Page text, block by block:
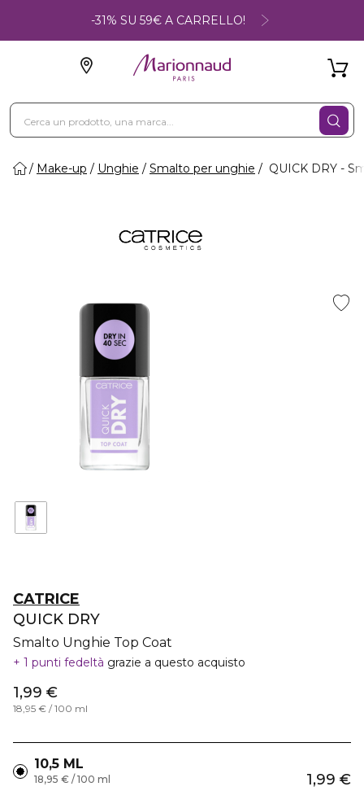
-31% SU 59€ A CARRELLO!
Make-up Unghie Smalto per unghie QUICK DRY -
CATRICE
QUICK DRY
Smalto Unghie Top Coat
1 punti fedeltà grazie a questo acquisto
1,99 €
18,95 € / 100 ml
10,5 ML
1,99 €
18,95 € / 100 ml